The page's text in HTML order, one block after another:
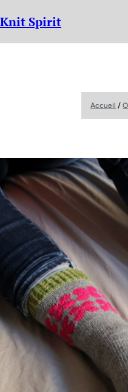
Knit Spirit
Accueil /